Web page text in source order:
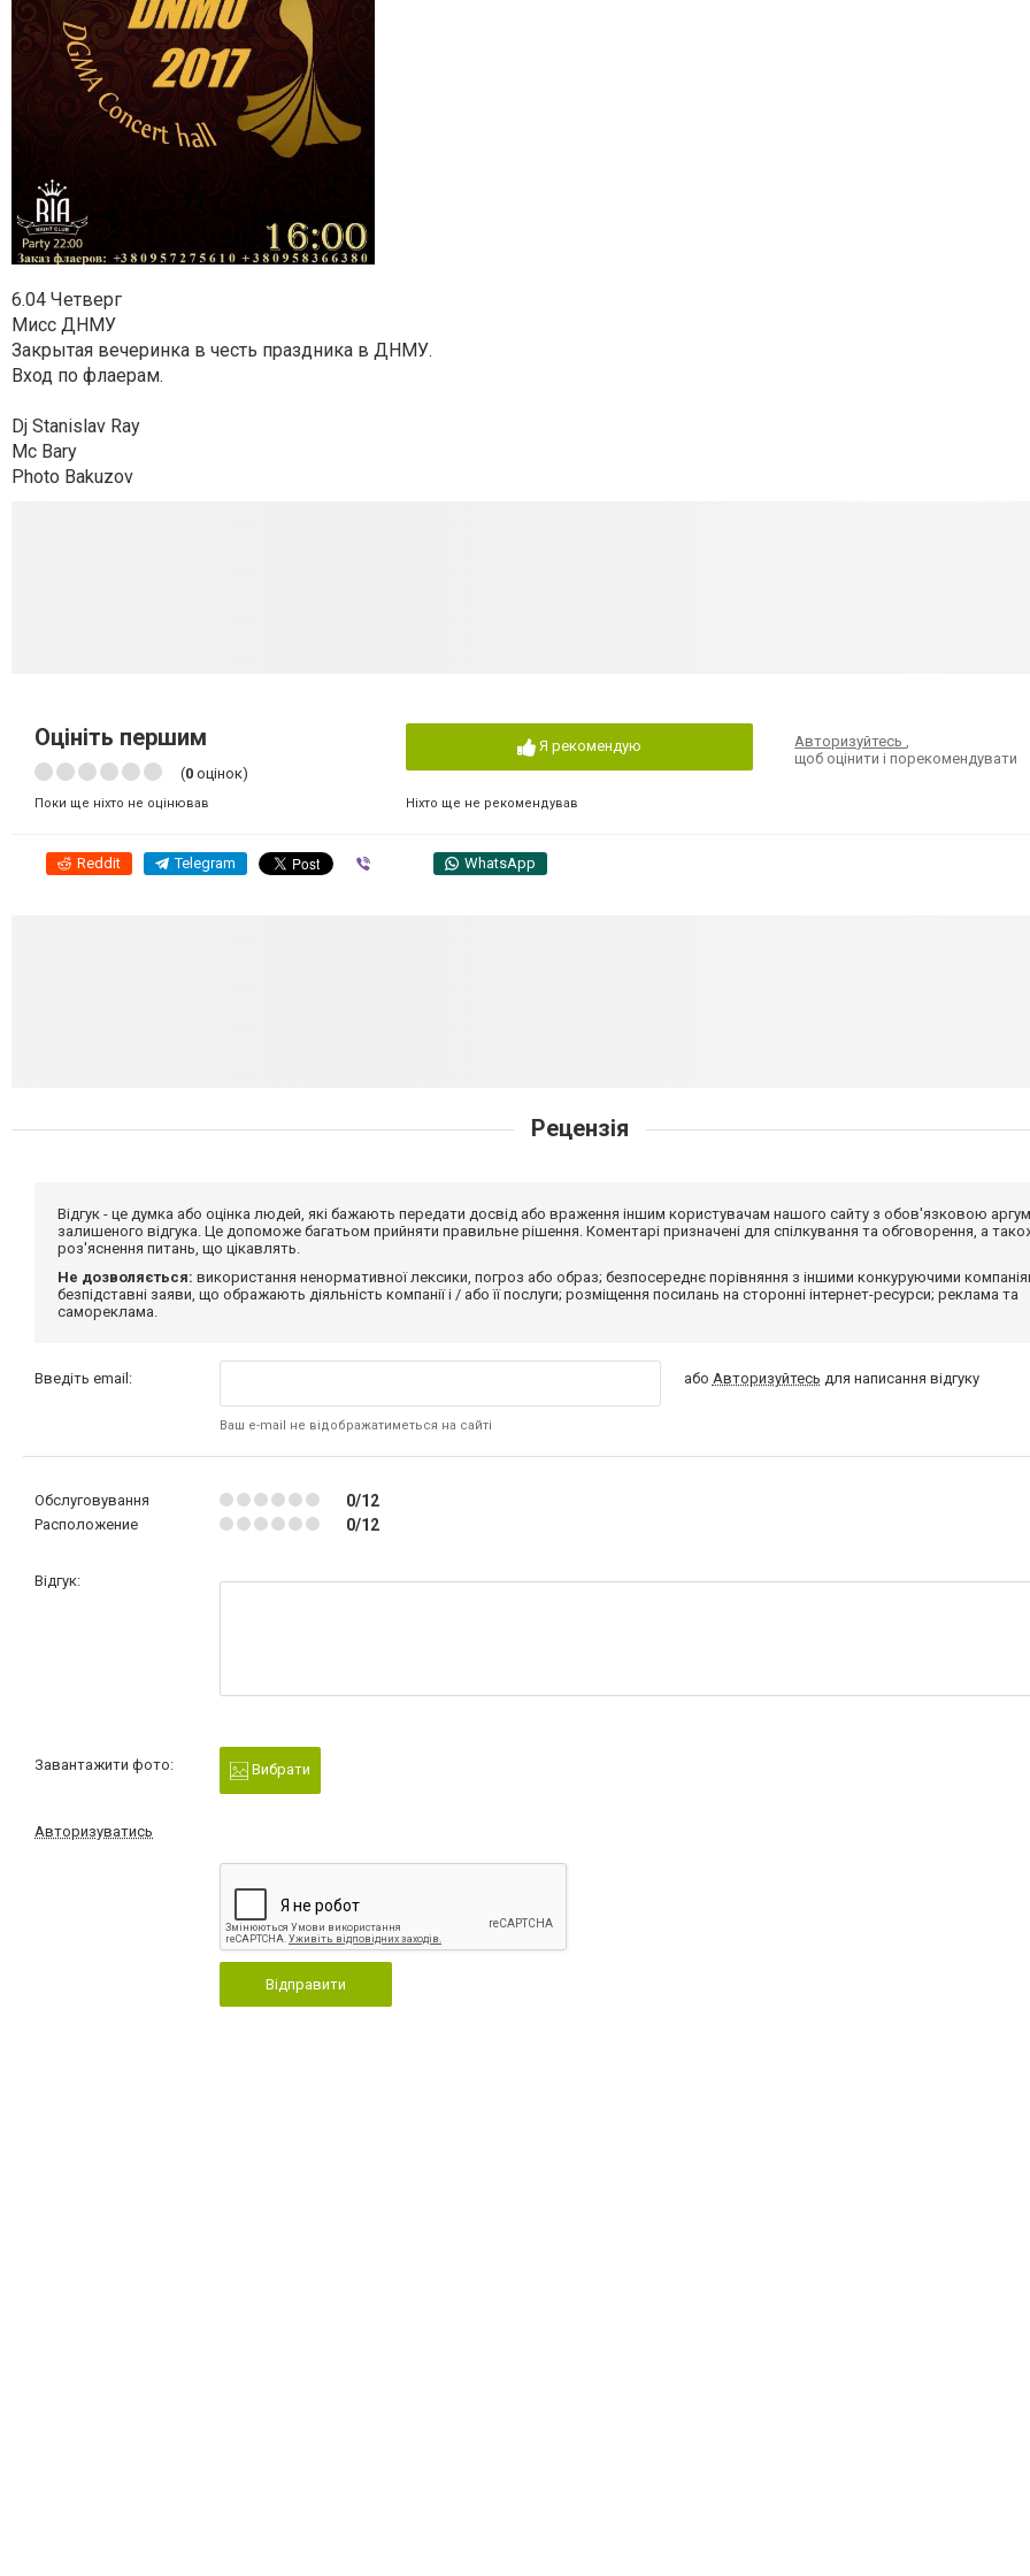
6.04 Четверг
Мисс ДНМУ
Закрытая вечеринка в честь праздника в ДНМУ.
Вход по флаерам.
Dj Stanislav Ray
Mc Bary
Photo Bakuzov
Оцініть першим
(0 оцінок)
Поки ще ніхто не оцінював
Я рекомендую
Ніхто ще не рекомендував
Авторизуйтесь,
щоб оцінити і порекомендувати
Reddit Telegram WhatsApp
Рецензія
Відгук - це думка або оцінка людей, які бажають передати досвід або враження іншим користувачам нашого сайту з обов'язковою
залишеного відгука. Це допоможе багатьом прийняти правильне рішення. Коментарі призначені для спілкування та обговорення, а
роз'яснення питань, що цікавлять.
Не дозволяється: використання ненормативної лексики, погроз або образ; безпосереднє порівняння з іншими конкуруючими
безпідставні заяви, що ображають діяльність компанії і / або її послуги; розміщення посилань на сторонні інтернет-ресурси; реклама та
самореклама.
Введіть email:
Ваш e-mail не відображатиметься на сайті
або Авторизуйтесь для написання відгуку
Обслуговування 0/12
Расположение 0/12
Відгук:
Завантажити фото: Вибрати
Авторизуватись
Відправити